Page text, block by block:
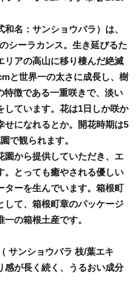
名：サンショウバラ）は、
シーラカンス。生き延びるた
リアの高山に移り棲んだ絶滅
と世界一の太さに成長し、樹
徴である一重咲きで、淡い
しています。花は1日しか咲か
せになれるとか。開花時期は5
で観られます。
から提供していただき、エ
。とっても癒やされる優しい
ターを生んでいます。箱根町
して、箱根町章のパッケージ
の箱根土産です。
サンショウバラ 枝/葉エキ
が長く続く、うるおい成分